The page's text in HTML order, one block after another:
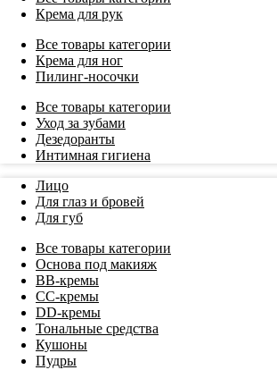
Крема для рук
Все товары категории
Крема для ног
Пилинг-носочки
Все товары категории
Уход за зубами
Дезедоранты
Интимная гигиена
Лицо
Для глаз и бровей
Для губ
Все товары категории
Основа под макияж
BB-кремы
СС-кремы
DD-кремы
Тональные средства
Кушоны
Пудры